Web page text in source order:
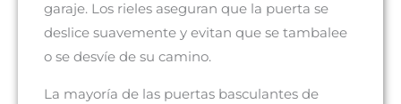
garaje. Los rieles aseguran que la puerta se
deslice suavemente y evitan que se tambalee
o se desvíe de su camino.
La mayoría de las puertas basculantes de